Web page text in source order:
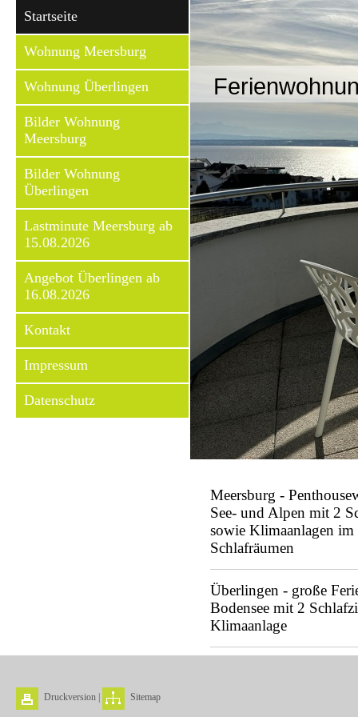
Startseite
Wohnung Meersburg
Wohnung Überlingen
Bilder Wohnung
Meersburg
Bilder Wohnung
Überlingen
Lastminute Meersburg ab
15.08.2026
Angebot Überlingen ab
16.08.2026
Kontakt
Impressum
Datenschutz
Meersburg -
See- und Alpen mit 2
sowie Klimaanlagen im
Schlafräumen
Überlingen - große
Bodensee mit 2
Klimaanlage
Druckversion Sitemap